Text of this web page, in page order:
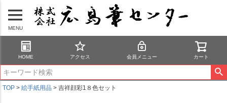
MENU
HOME アクセス 会員メニュー カート
TOP 絵手紙用品 吉祥顔彩1８色セット